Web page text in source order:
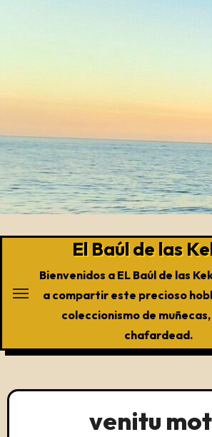
El Baúl de las
Bienvenidos a EL Baúl de las
a compartir este precioso
coleccionismo de
chafardead.
venitu